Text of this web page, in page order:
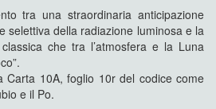
tra una straordinaria anticipazione
selettiva della radiazione luminosa e la
che tra l’atmosfera e la Luna
Carta 10A, foglio 10r del codice come
e il Po.